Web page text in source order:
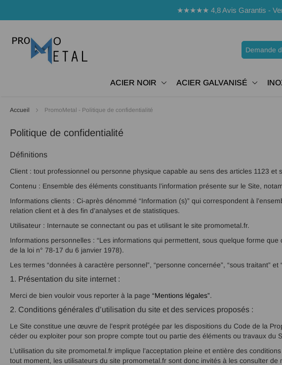
★★★★★ 4,8 Avis Garantis -
Demande
ACIER NOIR ACIER GALVANISÉ
Accueil PromoMetal - Politique de confidentialité
Politique de confidentialité
Définitions
Client : tout professionnel ou personne physique capable au sens des articles 1123
Contenu : Ensemble des éléments constituants l’information présente sur le Site,
Informations clients : Ci-après dénommé “Information (s)” qui correspondent à
relation client et à des fin d’analyses et de statistiques.
Utilisateur : Internaute se connectant ou pas et utilisant le site promometal.fr.
Informations personnelles : “Les informations qui permettent, sous quelque forme
de la loi n° 78-17 du 6 janvier 1978).
Les termes “données à caractère personnel”, “personne concernée”, “sous traitant”
1. Présentation du site internet :
Merci de bien vouloir vous reporter à la page “Mentions légales”.
2. Conditions générales d’utilisation du site et des services proposés :
Le Site constitue une œuvre de l’esprit protégée par les dispositions du Code de la
céder ou exploiter pour son propre compte tout ou partie des éléments ou travaux du
L’utilisation du site promometal.fr implique l’acceptation pleine et entière des
tout moment, les utilisateurs du site promometal.fr sont donc invités à les consulter de